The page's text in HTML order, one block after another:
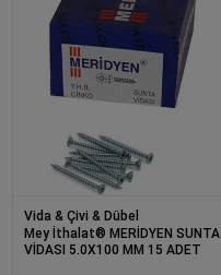
Vida & Çivi & Dübel
Mey İthalat® MERİDYEN SUNTA
VİDASI 5.0X100 MM 15 ADET